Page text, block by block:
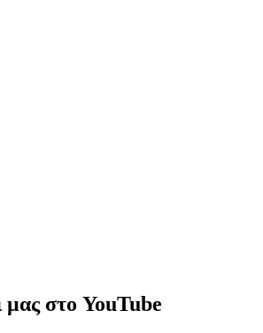
μας στο YouTube